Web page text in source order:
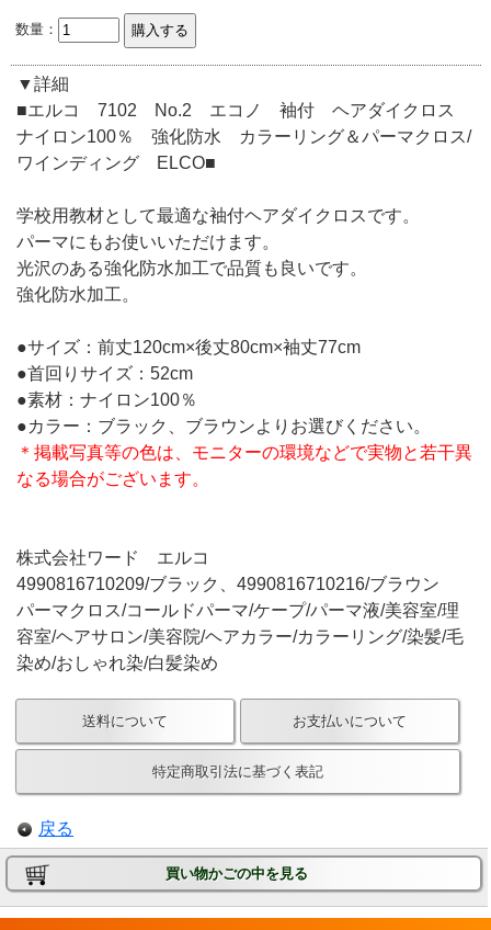
数量：
▼詳細
■エルコ 7102 No.2 エコノ 袖付 ヘアダイクロス
ナイロン100％ 強化防水 カラーリング＆パーマクロス/
ワインディング ELCO■
学校用教材として最適な袖付ヘアダイクロスです。
パーマにもお使いいただけます。
光沢のある強化防水加工で品質も良いです。
強化防水加工。
●サイズ：前丈120cm×後丈80cm×袖丈77cm
●首回りサイズ：52cm
●素材：ナイロン100％
●カラー：ブラック、ブラウンよりお選びください。
＊掲載写真等の色は、モニターの環境などで実物と若干異
なる場合がございます。
株式会社ワード エルコ
4990816710209/ブラック、4990816710216/ブラウン
パーマクロス/コールドパーマ/ケープ/パーマ液/美容室/理
容室/ヘアサロン/美容院/ヘアカラー/カラーリング/染髪/毛
染め/おしゃれ染/白髪染め
送料について お支払いについて
特定商取引法に基づく表記
戻る
買い物かごの中を見る